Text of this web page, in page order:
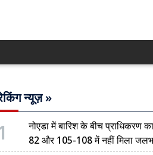
न्यूज़ »
नोएडा में बारिश के बीच प्राधिकरण
82 और 105-108 में नहीं मिला